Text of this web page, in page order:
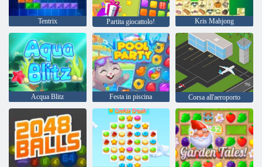
Tentrix Partita giocattolo! Kris Mahjong
Acqua Blitz Festa in piscina Corsa all'aeroporto